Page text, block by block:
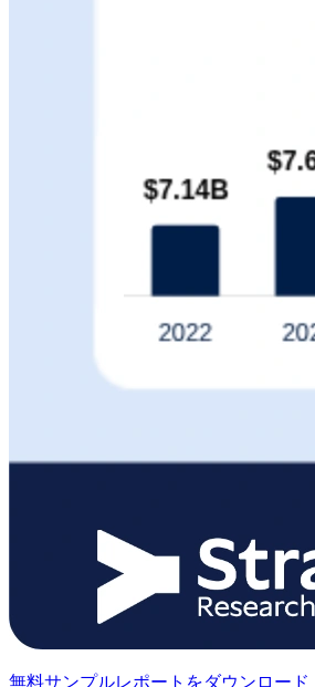
無料サンプルレポートをダウンロード